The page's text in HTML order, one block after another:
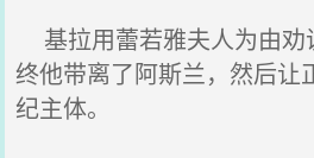
基拉用蕾若雅夫人为由劝
终他带离了阿斯兰，然后让
纪主体。